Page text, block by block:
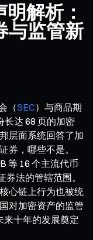
明解析：
与监管新
（SEC）与商品期
长达 68 页的加密
层面系统回答了加
券，哪些不是。
等 16 个主流代币
法的管辖范围。
心链上行为也被统
对加密资产的监管
来十年的发展奠定